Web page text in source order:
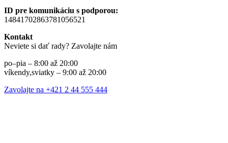
ID pre komunikáciu s podporou:
14841702863781056521
Kontakt
Neviete si dať rady? Zavolajte nám
po–pia – 8:00 až 20:00
víkendy,sviatky – 9:00 až 20:00
Zavolajte na +421 2 44 555 444